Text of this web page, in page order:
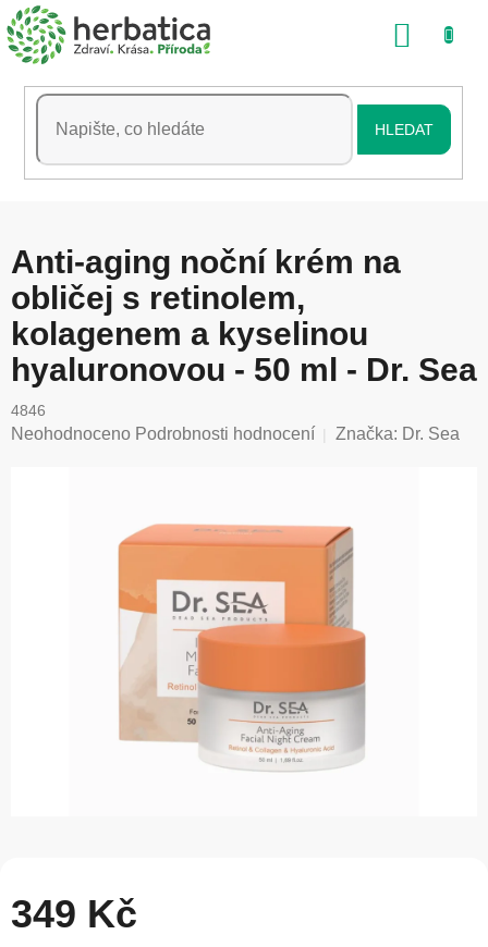
Přejít
na
obsah
HLEDAT
Anti-aging noční krém na
obličej s retinolem,
kolagenem a kyselinou
hyaluronovou - 50 ml - Dr. Sea
4846
Průměrné
Neohodnoceno Podrobnosti hodnocení Značka: Dr. Sea
349 Kč